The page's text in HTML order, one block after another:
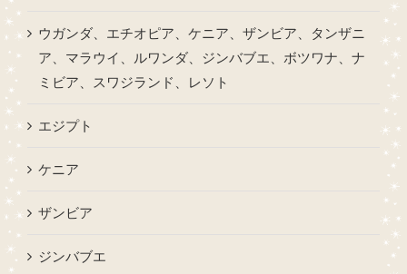
ウガンダ、エチオピア、ケニア、ザンビア、タンザニ
ア、マラウイ、ルワンダ、ジンバブエ、ボツワナ、ナ
ミビア、スワジランド、レソト
エジプト
ケニア
ザンビア
ジンバブエ